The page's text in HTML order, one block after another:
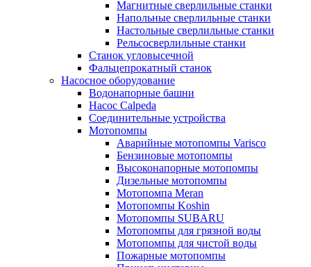
Магнитные сверлильные станки
Напольные сверлильные станки
Настольные сверлильные станки
Рельсосверлильные станки
Станок угловысечной
Фальцепрокатный станок
Насосное оборудование
Водонапорные башни
Насос Calpeda
Соединительные устройства
Мотопомпы
Аварийные мотопомпы Varisco
Бензиновые мотопомпы
Высоконапорные мотопомпы
Дизельные мотопомпы
Мотопомпа Meran
Мотопомпы Koshin
Мотопомпы SUBARU
Мотопомпы для грязной воды
Мотопомпы для чистой воды
Пожарные мотопомпы